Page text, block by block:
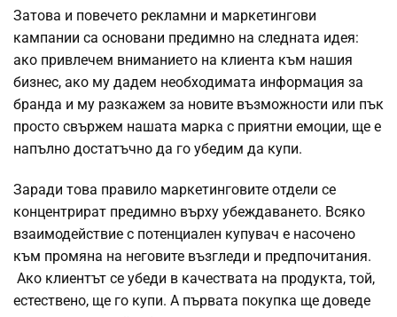
Затова и повечето рекламни и маркетингови
кампании са основани предимно на следната идея:
ако привлечем вниманието на клиента към нашия
бизнес, ако му дадем необходимата информация за
бранда и му разкажем за новите възможности или пък
просто свържем нашата марка с приятни емоции, ще е
напълно достатъчно да го убедим да купи.
Заради това правило маркетинговите отдели се
концентрират предимно върху убеждаването. Всяко
взаимодействие с потенциален купувач е насочено
към промяна на неговите възгледи и предпочитания.
Ако клиентът се убеди в качествата на продукта, той,
естествено, ще го купи. А първата покупка ще доведе